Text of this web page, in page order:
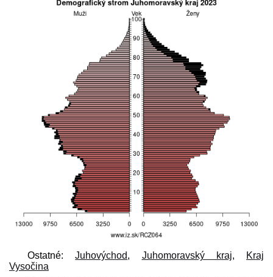
Ostatné:Juhovýchod, Juhomoravský kraj,
Kraj
Vysočina